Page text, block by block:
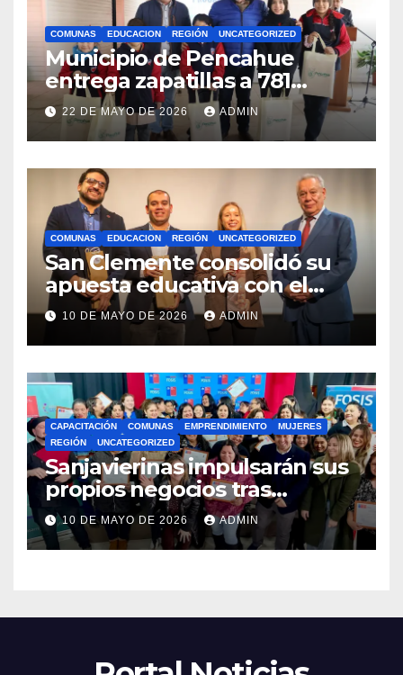
COMUNAS EDUCACION REGIÓN UNCATEGORIZED
Municipio de Pencahue
entrega zapatillas a 781
estudiantes con recursos del
Royalty Minero
22 DE MAYO DE 2026 ADMIN
COMUNAS EDUCACION REGIÓN UNCATEGORIZED
San Clemente consolidó su
apuesta educativa con el
lanzamiento del
Preuniversitario Brotes 2026
10 DE MAYO DE 2026 ADMIN
CAPACITACIÓN COMUNAS EMPRENDIMIENTO
MUJERES
REGIÓN
UNCATEGORIZED
Sanjavierinas impulsarán sus
propios negocios tras
capacitarse junto al FOSIS
10 DE MAYO DE 2026 ADMIN